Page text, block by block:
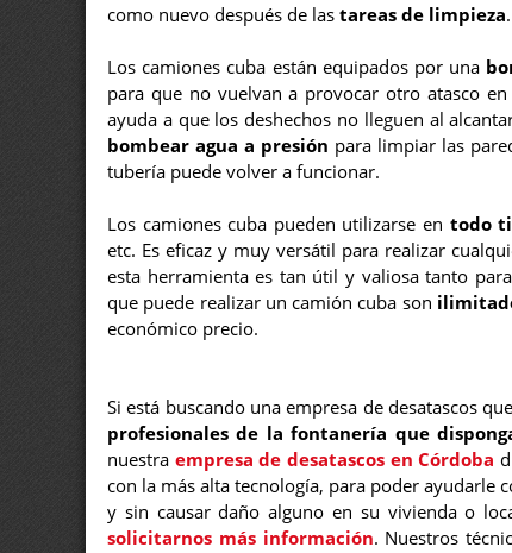
como nuevo después de las tareas de limpieza.
Los camiones cuba están equipados por una
para que no vuelvan a provocar otro atasco
ayuda a que los deshechos no lleguen al
bombear agua a presión para limpiar las
tubería puede volver a funcionar.
Los camiones cuba pueden utilizarse en todo
etc. Es eficaz y muy versátil para realizar
esta herramienta es tan útil y valiosa tanto
que puede realizar un camión cuba son
económico precio.
Si está buscando una empresa de desatascos
profesionales de la fontanería que
nuestra empresa de desatascos en Córdoba
con la más alta tecnología, para poder
y sin causar daño alguno en su vivienda o
solicitarnos más información. Nuestros